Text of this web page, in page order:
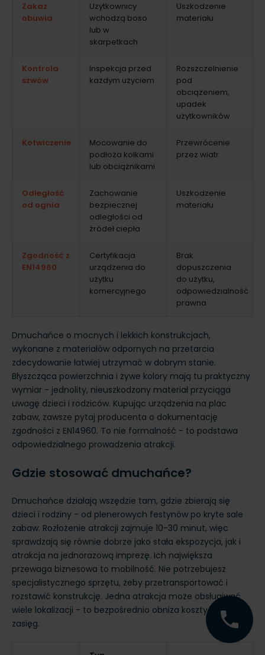
Zakaz
obuwia
Użytkownicy
wchodzą boso
lub w
skarpetkach
Uszkodzenie
materiału
Kontrola
szwów
Inspekcja przed
każdym użyciem
Rozszczelnienie
pod
obciążeniem,
upadek
użytkowników
Kotwiczenie
Mocowanie do
podłoża kołkami
lub obciążnikami
Przewrócenie
przez wiatr
Odległość
od ognia
Zachowanie
bezpiecznej
odległości od
źródeł ciepła
Uszkodzenie
materiału
Zgodność z
EN14960
Certyfikacja
urządzenia do
użytku
komercyjnego
Brak
dopuszczenia
do użytku,
odpowiedzialność
prawna
Dmuchańce o mocnych i lekkich konstrukcjach,
wykonane z materiałów odpornych na przetarcia
zdecydowanie łatwiej utrzymać w dobrym stanie.
Błyszcząca powierzchnia i żywe kolory mają tu praktyczny
wymiar - jednolity, nieuszkodzony materiał przyciąga
uwagę dzieci i rodziców. Kupując urządzenia na plac
zabaw, zawsze pytaj producenta o dokumentację
zgodności z EN14960. To nie formalność - to podstawa
odpowiedzialnego prowadzenia atrakcji.
Gdzie stosować dmuchańce?
Dmuchańce działają wszędzie tam, gdzie zbierają się
dzieci i rodziny - od plenerowych festynów po kryte sale
zabaw. Rozłożenie atrakcji zajmuje 10-30 minut, więc
sprawdzają się równie dobrze jako stała ekspozycja, jak i
atrakcja na jednorazową imprezę. Ich największa
przewaga biznesowa to mobilność. Nie potrzebujesz
specjalistycznego sprzętu, żeby przetransportować i
rozstawić konstrukcję. Jedna atrakcja może obsługiwać
wiele lokalizacji - to bezpośrednio obniża koszty i zwiększa
zasięg.
